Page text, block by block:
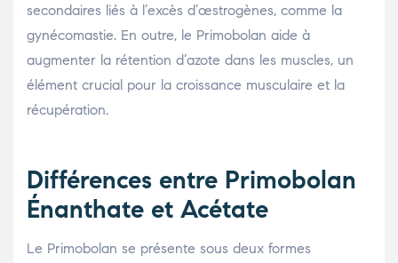
secondaires liés à l’excès d’œstrogènes, comme la
gynécomastie. En outre, le Primobolan aide à
augmenter la rétention d’azote dans les muscles, un
élément crucial pour la croissance musculaire et la
récupération.
Différences entre Primobolan
Énanthate et Acétate
Le Primobolan se présente sous deux formes